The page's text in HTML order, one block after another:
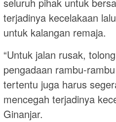
terjadinya kecelakaan
untuk kalangan remaja.
“Untuk jalan rusak,
pengadaan rambu-
tertentu juga harus
mencegah terjadinya
Ginanjar.